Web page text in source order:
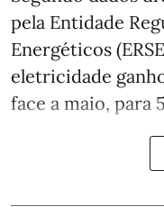
pela Entidade
Energéticos
eletricidade
face a maio, para